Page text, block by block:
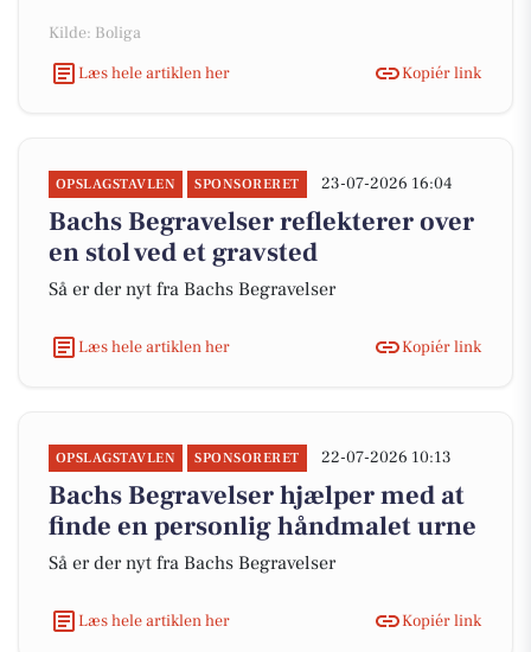
Kilde: Boliga
Læs hele artiklen her
Kopiér link
OPSLAGSTAVLEN SPONSORERET 23-07-2026 16:04
Bachs Begravelser reflekterer over
en stol ved et gravsted
Så er der nyt fra Bachs Begravelser
Læs hele artiklen her Kopiér link
OPSLAGSTAVLEN SPONSORERET 22-07-2026 10:13
Bachs Begravelser hjælper med at
finde en personlig håndmalet urne
Så er der nyt fra Bachs Begravelser
Læs hele artiklen her Kopiér link